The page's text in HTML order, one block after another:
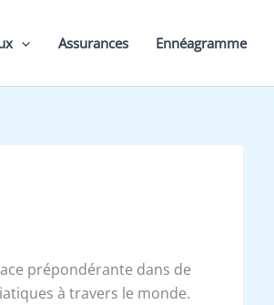
Assurances Ennéagramme
prépondérante dans de
à travers le monde.